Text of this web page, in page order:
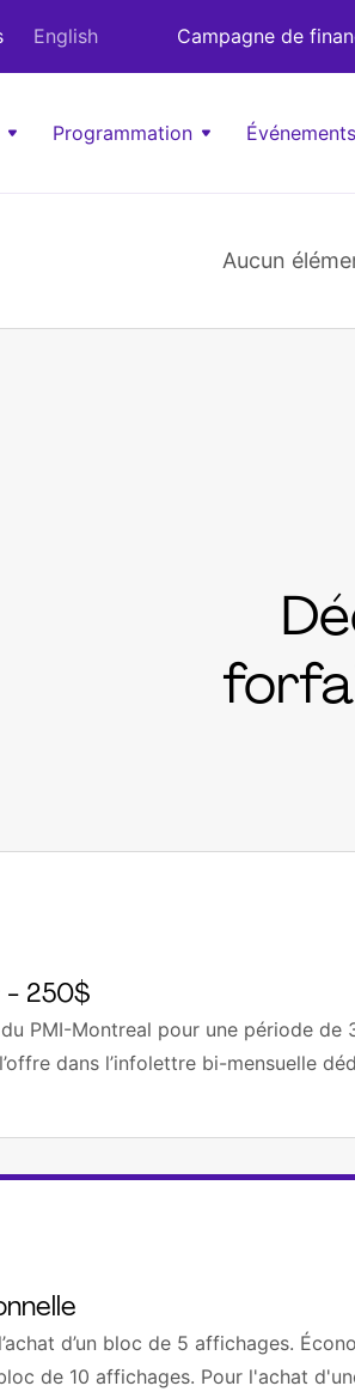
English Campagne de
Programmation Événements
Aucun
- 250$
PMI-Montreal pour une période de
dans l’infolettre bi-mensuelle
d’un bloc de 5 affichages.
bloc de 10 affichages. Pour l'achat